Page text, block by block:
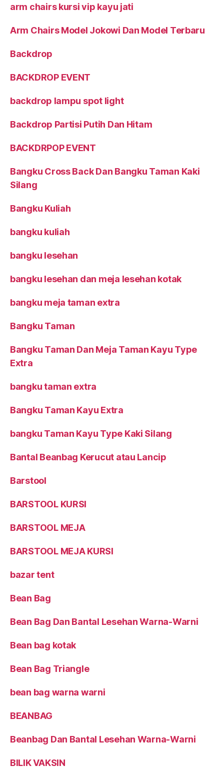
arm chairs kursi vip kayu jati
Arm Chairs Model Jokowi Dan Model Terbaru
Backdrop
BACKDROP EVENT
backdrop lampu spot light
Backdrop Partisi Putih Dan Hitam
BACKDRPOP EVENT
Bangku Cross Back Dan Bangku Taman Kaki
Silang
Bangku Kuliah
bangku kuliah
bangku lesehan
bangku lesehan dan meja lesehan kotak
bangku meja taman extra
Bangku Taman
Bangku Taman Dan Meja Taman Kayu Type
Extra
bangku taman extra
Bangku Taman Kayu Extra
bangku Taman Kayu Type Kaki Silang
Bantal Beanbag Kerucut atau Lancip
Barstool
BARSTOOL KURSI
BARSTOOL MEJA
BARSTOOL MEJA KURSI
bazar tent
Bean Bag
Bean Bag Dan Bantal Lesehan Warna-Warni
Bean bag kotak
Bean Bag Triangle
bean bag warna warni
BEANBAG
Beanbag Dan Bantal Lesehan Warna-Warni
BILIK VAKSIN